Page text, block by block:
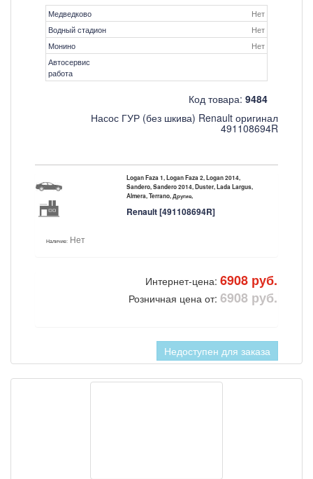
Медведково
Нет
Водный стадион
Нет
Монино
Нет
Автосервис
работа
Код товара: 9484
Насос ГУР (без шкива) Renault оригинал
491108694R
Logan Faza 1, Logan Faza 2, Logan 2014,
Sandero, Sandero 2014, Duster, Lada Largus,
Almera, Terrano, Другие,
Renault [491108694R]
Наличие: Нет
Интернет-цена: 6908 руб.
Розничная цена от: 6908 руб.
Недоступен для заказа